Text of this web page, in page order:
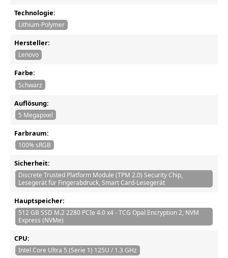
Technologie:
Lithium-Polymer
Hersteller:
Lenovo
Farbe:
Schwarz
Auflösung:
5 Megapixel
Farbraum:
100% sRGB
Sicherheit:
Discrete Trusted Platform Module (TPM 2.0) Security Chip,
Lesegerät für Fingerabdruck, Smart Card-Lesegerät
Hauptspeicher:
512 GB SSD M.2 2280 PCIe 4.0 x4 - TCG Opal Encryption 2, NVM
Express (NVMe)
CPU:
Intel Core Ultra 5 (Serie 1) 125U / 1.3 GHz